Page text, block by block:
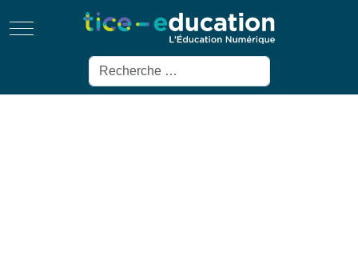
Mobile Menu Toggle
Rechercher